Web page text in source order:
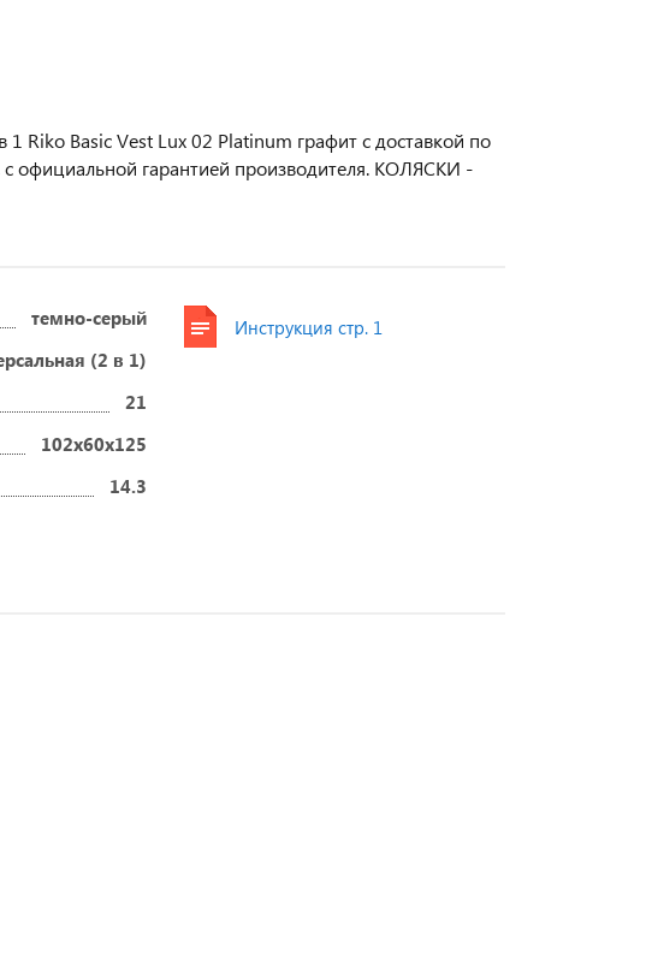
Riko Basic Vest Lux 02 Platinum графит с доставкой по
официальной гарантией производителя. КОЛЯСКИ -
темно-серый
(2 в 1)
21
102x60x125
14.3
Инструкция стр. 1